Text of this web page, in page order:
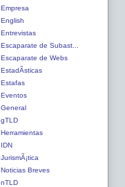
Empresa
English
Entrevistas
Escaparate de Subast...
Escaparate de Webs
EstadÃ­sticas
Estafas
Eventos
General
gTLD
Herramientas
IDN
JurismÃ¡tica
Noticias Breves
nTLD